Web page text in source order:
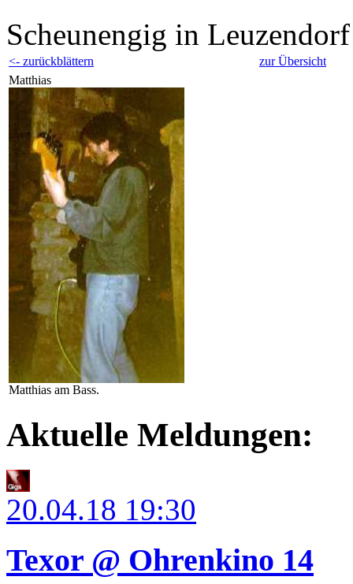
Scheunengig in Leuzendorf
<- zurückblättern
zur Übersicht
Matthias
Matthias am Bass.
Aktuelle Meldungen:
20.04.18 19:30
Texor @ Ohrenkino 14